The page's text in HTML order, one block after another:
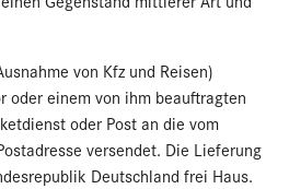
von Kfz und Reisen)
oder einem von ihm beauftragten
oder Post an die vom
versendet. Die Lieferung
Deutschland frei Haus.